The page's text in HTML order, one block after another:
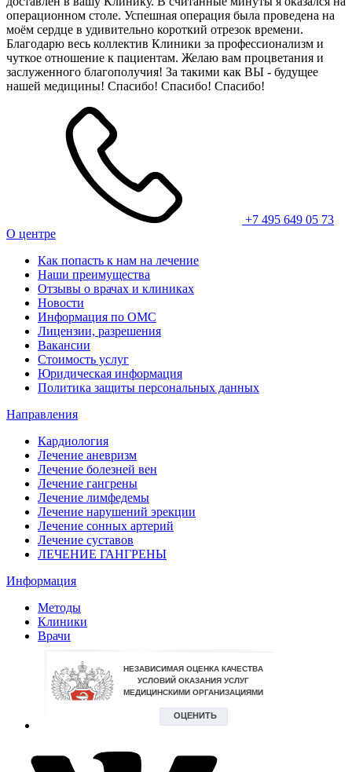
операционном столе. Успешная операция была проведена на
моём сердце в удивительно короткий отрезок времени.
Благодарю весь коллектив Клиники за профессионализм и
чуткое отношение к пациентам. Желаю вам процветания и
заслуженного благополучия! За такими как ВЫ - будущее
нашей медицины! Спасибо! Спасибо! Спасибо!
+7 495 649 05 73
О центре
Как попасть к нам на лечение
Наши преимущества
Отзывы о врачах и клиниках
Новости
Информация по ОМС
Лицензии, разрешения
Вакансии
Стоимость услуг
Юридическая информация
Политика защиты персональных данных
Направления
Кардиология
Лечение аневризм
Лечение болезней вен
Лечение гангрены
Лечение лимфедемы
Лечение нарушений эрекции
Лечение сонных артерий
Лечение суставов
ЛЕЧЕНИЕ ГАНГРЕНЫ
Информация
Методы
Клиники
Врачи